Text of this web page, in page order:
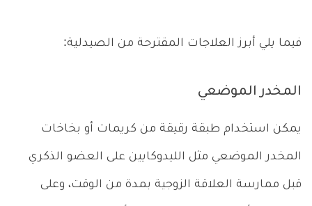
فيما يلي أبرز العلاجات المقترحة من الصيدلية:
المخدر الموضعي
يمكن استخدام طبقة رقيقة من كريمات أو بخاخات
المخدر الموضعي مثل الليدوكايين على العضو الذكري
قبل ممارسة العلاقة الزوجية بمدة من الوقت، وعلى